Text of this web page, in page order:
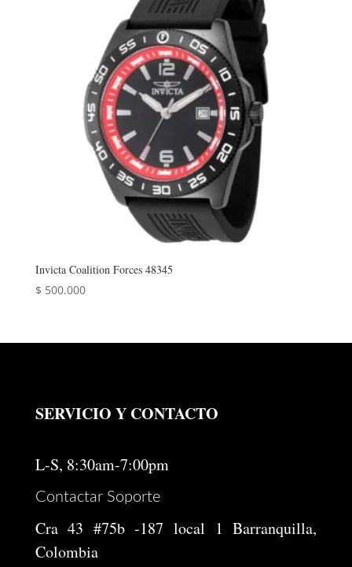
Invicta Coalition Forces 48345
$ 500.000
SERVICIO Y CONTACTO
L-S, 8:30am-7:00pm
Contactar Soporte
Cra 43 #75b -187 local 1 Barranquilla,
Colombia